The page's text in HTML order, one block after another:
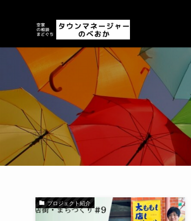
プロジェクト紹介